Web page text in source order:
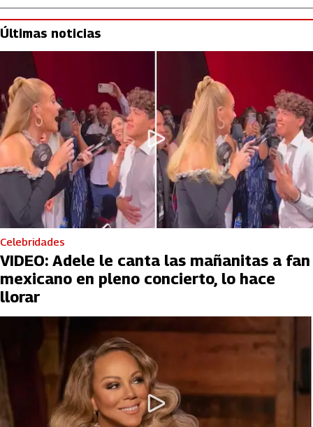
Últimas noticias
Celebridades
VIDEO: Adele le canta las mañanitas a fan
mexicano en pleno concierto, lo hace
llorar